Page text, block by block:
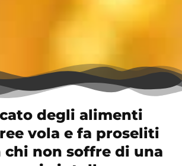
degli alimenti
vola e fa proseliti
chi non soffre di una